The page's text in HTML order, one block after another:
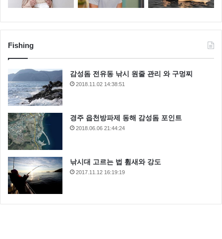
Fishing
감성돔 전유동 낚시 원줄 관리 와 구멍찌
2018.11.02 14:38:51
경주 읍천방파제 동해 감성돔 포인트
2018.06.06 21:44:24
낚시대 고르는 법 휨새와 강도
2017.11.12 16:19:19